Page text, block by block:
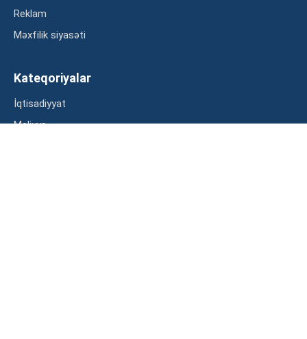
Reklam
Məxfilik siyasəti
Kateqoriyalar
İqtisadiyyat
Maliyyə